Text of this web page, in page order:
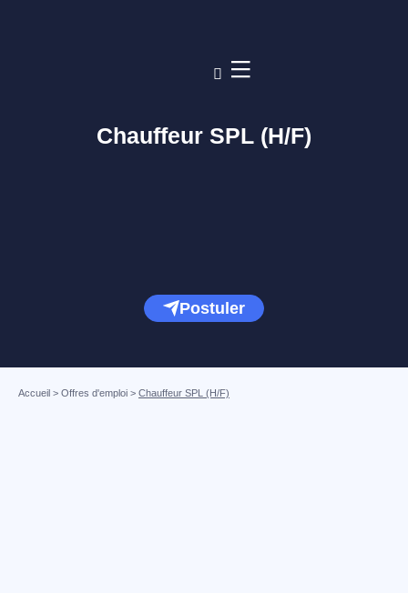
Chauffeur SPL (H/F)
Postuler
Accueil > Offres d'emploi > Chauffeur SPL (H/F)